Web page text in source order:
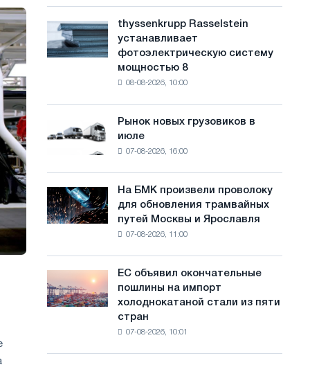
з
ы
к
й
угрожает
безопасности
thyssenkrupp
Rasselstein
устанавливает
фотоэлектрическую
МВт
целей
обезуглероживания
thyssenkrupp Rasselstein
устанавливает
фотоэлектрическую систему
мощностью 8
08-08-2026, 10:00
Рынок
новых
грузовиков
Рынок новых грузовиков в
июле
07-08-2026, 16:00
На
БМК
произвели
трамвайных
путей
На БМК произвели проволоку
для обновления трамвайных
путей Москвы и Ярославля
07-08-2026, 11:00
объявил
окончательные
ЕС объявил окончательные
пошлины на импорт
холоднокатаной стали из пяти
стран
07-08-2026, 10:01